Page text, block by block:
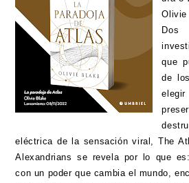
que
de
eléctrica de la sensación viral, The
Alexandrians se revela por lo que
con un poder que cambia el mundo,